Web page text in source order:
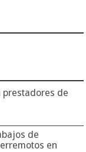
prestadores de
de
en